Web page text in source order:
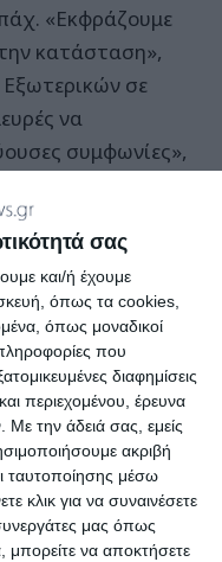
σας
και/ή έχουμε
όπως τα cookies,
όπως μοναδικοί
που
διαφημίσεις
περιεχομένου, έρευνα
Με την άδειά σας, εμείς
ακριβή
ταυτοποίησης μέσω
κλικ για να συναινέσετε
μας όπως
μπορείτε να αποκτήσετε
«Εκφράζουμε
κατάσταση»,
σε
να
συμφωνίες»,
σήμερα ότι δεν
κατάπαυσης
και του
Κρεμλίνου
εργάζεται
μεταξύ του
διάδρομο
επαφές, η
δύσκολη», δήλωσε